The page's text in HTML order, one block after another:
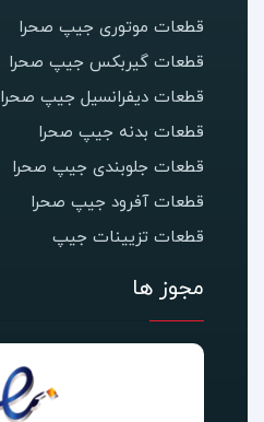
قطعات موتوری جیپ صحرا
قطعات گیربکس جیپ صحرا
قطعات دیفرانسیل جیپ صحرا
قطعات بدنه جیپ صحرا
قطعات جلوبندی جیپ صحرا
قطعات آفرود جیپ صحرا
قطعات تزیینات جیپ
مجوز ها